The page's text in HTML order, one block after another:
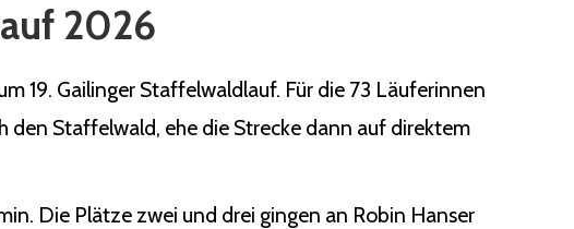
2026
19. Gailinger Staffelwaldlauf. Für die 73 Läuferinnen
den Staffelwald, ehe die Strecke dann auf direktem
Die Plätze zwei und drei gingen an Robin Hanser